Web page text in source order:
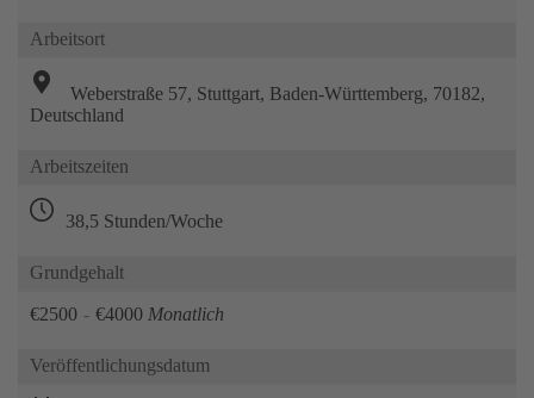
Arbeitsort
Weberstraße 57, Stuttgart, Baden-Württemberg, 70182,
Deutschland
Arbeitszeiten
38,5 Stunden/Woche
Grundgehalt
€2500 - €4000 Monatlich
Veröffentlichungsdatum